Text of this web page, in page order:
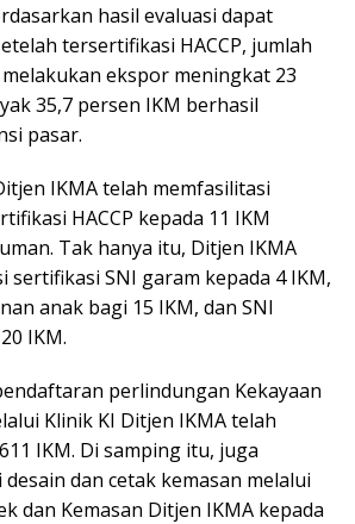
hasil evaluasi dapat
tersertifikasi HACCP, jumlah
ekspor meningkat 23
35,7 persen IKM berhasil
pasar.
IKMA telah memfasilitasi
HACCP kepada 11 IKM
Tak hanya itu, Ditjen IKMA
SNI garam kepada 4 IKM,
anak bagi 15 IKM, dan SNI
IKM.
perlindungan Kekayaan
Klinik KI Ditjen IKMA telah
IKM. Di samping itu, juga
dan cetak kemasan melalui
dan Kemasan Ditjen IKMA kepada